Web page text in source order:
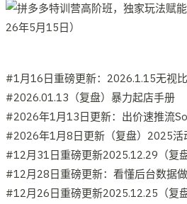
#1月16日重磅更新：2026.1.15无视
#2026.01.13（复盘）暴力起店手册
#2026年1月13日更新：出价速推流
#2026年1月8日更新（复盘）2025活
#12月31日重磅更新2025.12.29（复
#12月28日重磅更新：看懂后台数据
#12月26日重磅更新2025.12.25（复